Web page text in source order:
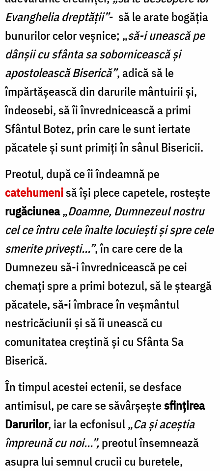
Evanghelia dreptății”- să le arate bogăția
bunurilor celor veșnice; „să-i unească pe
dânșii cu sfânta sa sobornicească și
apostolească Biserică”, adică să le
împărtășească din darurile mântuirii și,
îndeosebi, să îi învrednicească a primi
Sfântul Botez, prin care le sunt iertate
păcatele și sunt primiți în sânul Bisericii.
Preotul, după ce îi îndeamnă pe
catehumenisă își plece capetele, rostește
rugăciunea„Doamne, Dumnezeul nostru
cel ce întru cele înalte locuiești și spre cele
smerite privești…”, în care cere de la
Dumnezeu să-i învrednicească pe cei
chemați spre a primi botezul, să le șteargă
păcatele, să-i îmbrace în veșmântul
nestricăciunii și să îi unească cu
comunitatea creștină și cu Sfânta Sa
Biserică.
În timpul acestei ectenii, se desface
antimisul, pe care se săvârșeștesfințirea
Darurilor, iar la ecfonisul „Ca și aceștia
împreună cu noi…”,preotul însemnează
asupra lui semnul crucii cu buretele,